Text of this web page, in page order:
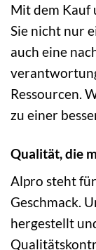
Mit dem Kauf
Sie nicht nur
auch eine
Ressourcen.
zu einer
Qualität, die
Alpro steht
Geschmack.
hergestellt